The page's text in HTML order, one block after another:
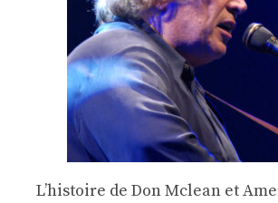
Lʼhistoire de Don Mclean et